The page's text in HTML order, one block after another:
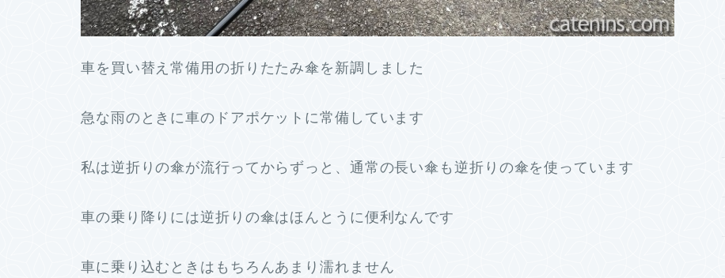
車を買い替え常備用の折りたたみ傘を新調しました
急な雨のときに車のドアポケットに常備しています
私は逆折りの傘が流行ってからずっと、通常の長い傘も逆折りの傘を使っています
車の乗り降りには逆折りの傘はほんとうに便利なんです
車に乗り込むときはもちろんあまり濡れません